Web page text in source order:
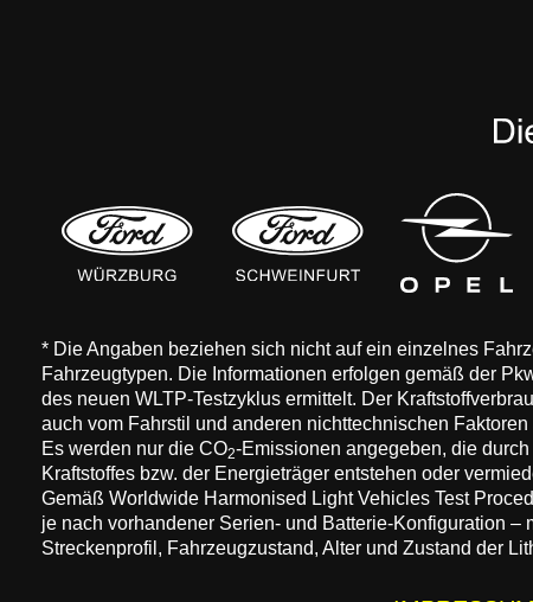
* Die Angaben beziehen sich nicht auf ein einzelnes
Fahrzeugtypen. Die Informationen erfolgen gemäß der
des neuen WLTP-Testzyklus ermittelt. Der
auch vom Fahrstil und anderen nichttechnischen
Es werden nur die CO2-Emissionen angegeben, die
Kraftstoffes bzw. der Energieträger entstehen oder
Gemäß Worldwide Harmonised Light Vehicles Test
je nach vorhandener Serien- und Batterie-Konfiguration
Streckenprofil, Fahrzeugzustand, Alter und Zustand der